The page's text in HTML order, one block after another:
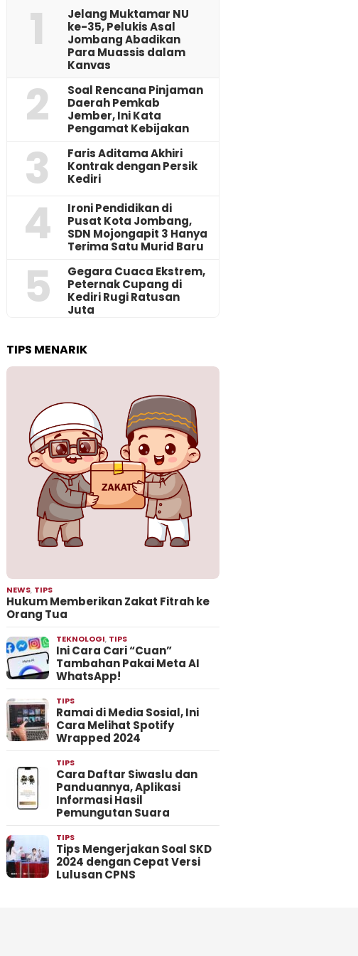
1
Jelang Muktamar NU
ke-35, Pelukis Asal
Jombang Abadikan
Para Muassis dalam
Kanvas
2
‎Soal Rencana Pinjaman
Daerah Pemkab
Jember, Ini Kata
Pengamat Kebijakan ‎
3
Faris Aditama Akhiri
Kontrak dengan Persik
Kediri
4
Ironi Pendidikan di
Pusat Kota Jombang,
SDN Mojongapit 3 Hanya
Terima Satu Murid Baru
5
‎Gegara Cuaca Ekstrem,
Peternak Cupang di
Kediri Rugi Ratusan
Juta
TIPS MENARIK
NEWS, TIPS
Hukum Memberikan Zakat Fitrah ke
Orang Tua
TEKNOLOGI, TIPS
Ini Cara Cari “Cuan”
Tambahan Pakai Meta AI
WhatsApp!
TIPS
Ramai di Media Sosial, Ini
Cara Melihat Spotify
Wrapped 2024
TIPS
Cara Daftar Siwaslu dan
Panduannya, Aplikasi
Informasi Hasil
Pemungutan Suara
TIPS
Tips Mengerjakan Soal SKD
2024 dengan Cepat Versi
Lulusan CPNS